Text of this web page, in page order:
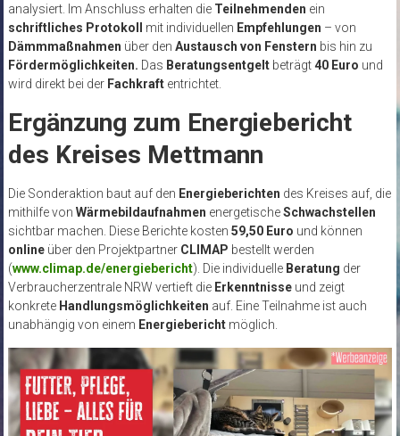
analysiert. Im Anschluss erhalten die Teilnehmenden ein
schriftliches Protokoll
mit individuellen Empfehlungen – von
Dämmmaßnahmen über den Austausch von Fenstern bis hin zu
Fördermöglichkeiten. Das Beratungsentgeltbeträgt40 Euro und
wird direkt bei der Fachkraftentrichtet.
Ergänzung zum Energiebericht
des Kreises Mettmann
Die Sonderaktion baut auf den Energieberichten des Kreises auf, die
mithilfe von Wärmebildaufnahmen energetischeSchwachstellen
sichtbar machen. Diese Berichte kosten 59,50 Euro und können
onlineüber den Projektpartner CLIMAP bestellt werden
(www.climap.de/energiebericht). Die individuelle Beratung der
Verbraucherzentrale NRW vertieft die Erkenntnisseund zeigt
konkrete Handlungsmöglichkeiten auf. Eine Teilnahme ist auch
unabhängig von einem Energieberichtmöglich.